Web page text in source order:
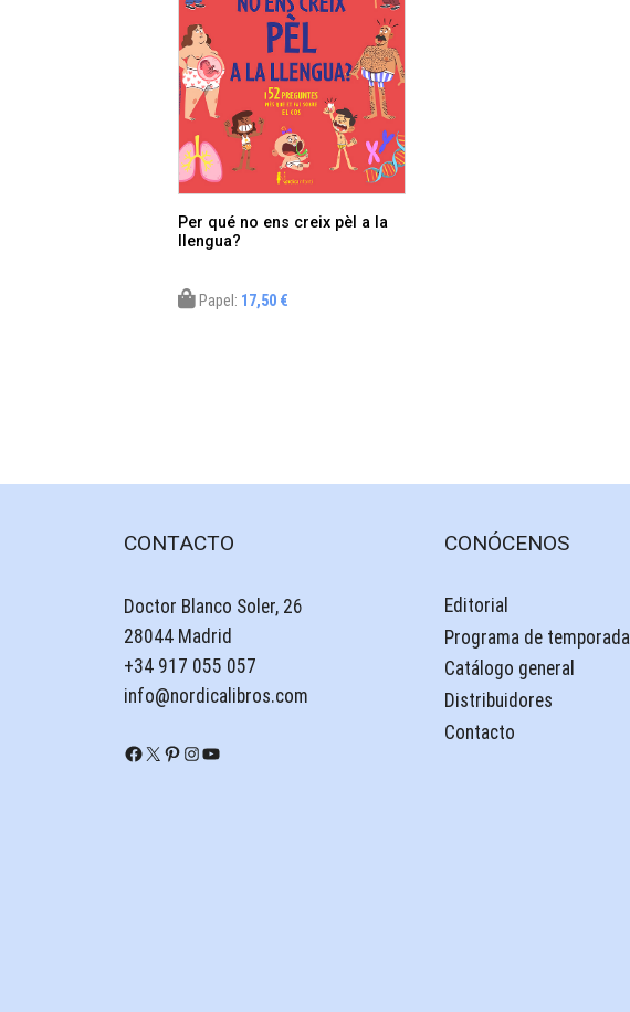
Per qué no ens creix pèl a la
llengua?
Papel: 17,50 €
CONTACTO
Doctor Blanco Soler, 26
28044 Madrid
+34 917 055 057
info@nordicalibros.com
Facebook
X Pinterest
Instagram
YouTube
CONÓCENOS
Editorial
Programa de temporada
Catálogo general
Distribuidores
Contacto